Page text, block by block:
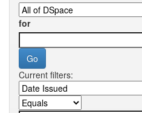
for
Current filters: